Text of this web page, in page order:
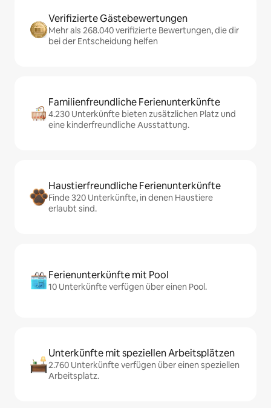
Verifizierte Gästebewertungen
Mehr als 268.040 verifizierte Bewertungen, die dir
bei der Entscheidung helfen
Familienfreundliche Ferienunterkünfte
4.230 Unterkünfte bieten zusätzlichen Platz und
eine kinderfreundliche Ausstattung.
Haustierfreundliche Ferienunterkünfte
Finde 320 Unterkünfte, in denen Haustiere
erlaubt sind.
Ferienunterkünfte mit Pool
10 Unterkünfte verfügen über einen Pool.
Unterkünfte mit speziellen Arbeitsplätzen
2.760 Unterkünfte verfügen über einen speziellen
Arbeitsplatz.